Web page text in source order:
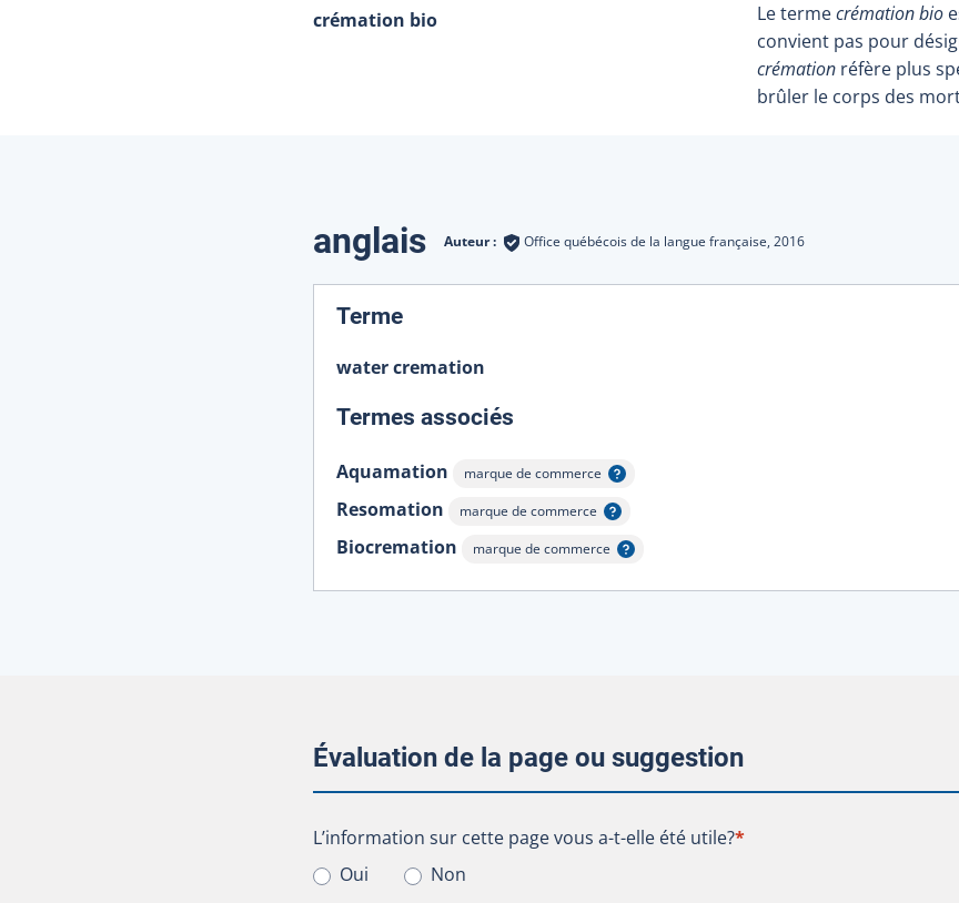
crémation bio Le termecrémation bio
convient pas pour
crémation réfère plus
brûler le corps des
Traductions
anglais Auteur : Office québécois de la langue française, 2016
Terme:
water cremation
Termes associés
Aquamation marque de commerce
Afficher l'infobulle
Resomation marque de commerce
Afficher l'infobulle
Biocremation marque de commerce
Afficher l'infobulle
Évaluation de la page ou suggestion
L’information sur cette page vous a-t-elle été utile?
L’information sur cette page vous a-t-elle été utile?*
Oui
Non